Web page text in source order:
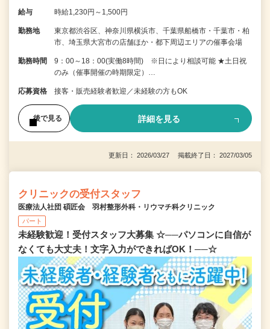
給与 時給1,230円～1,500円
勤務地
東京都渋谷区、神奈川県横浜市、千葉県船橋市・千葉市・柏
市、埼玉県大宮市の店舗ほか・都下周辺エリアの催事会場
勤務時間
9：00～18：00(実働8時間) ※日により相談可能 ★土日祝
のみ（催事開催の時期限定）…
応募資格 接客・販売経験者歓迎／未経験の方もOK
後で見る 詳細を見る
更新日： 2026/03/27 掲載終了日： 2027/03/05
クリニックの受付スタッフ
医療法人社団 碩匠会 羽村整形外科・リウマチ科クリニック
パート
未経験歓迎！受付スタッフ大募集 ☆──パソコンに自信が
なくても大丈夫！文字入力ができればOK！──☆